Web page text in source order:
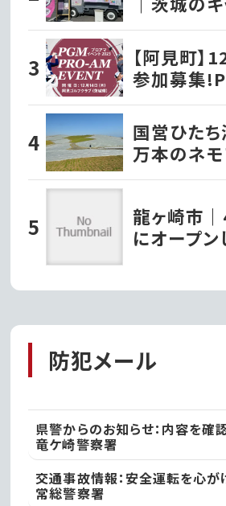
り
【阿見町
参加募集
ーシップ
する『
ント2023
国営ひた
万本のネ
める、4月
龍ヶ崎市
にオープン
レープ!!
防犯メール
県警からのお知らせ：内容を確
竜ケ崎警察署
交通事故情報：安全運転を心が
常総警察署